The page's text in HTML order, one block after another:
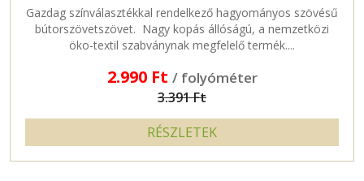
Gazdag színválasztékkal rendelkező hagyományos szövésű
bútorszövetszövet. Nagy kopás állóságú, a nemzetközi
öko-textil szabványnak megfelelő termék....
2.990 Ft / folyóméter
3.391 Ft
RÉSZLETEK